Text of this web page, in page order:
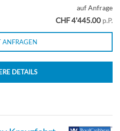
auf Anfrage
CHF 4'445.00 p.P.
ANFRAGEN
DETAILS